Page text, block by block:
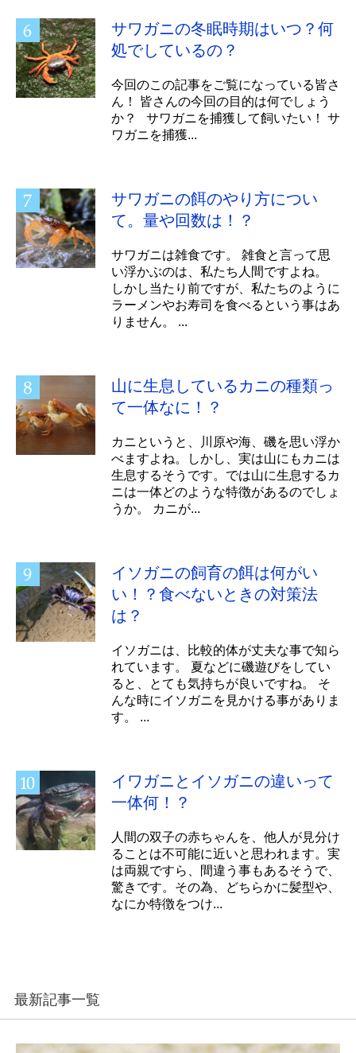
サワガニの冬眠時期はいつ？何
処でしているの？
今回のこの記事をご覧になっている皆さ
ん！ 皆さんの今回の目的は何でしょう
か？ サワガニを捕獲して飼いたい！ サ
ワガニを捕獲...
サワガニの餌のやり方につい
て。量や回数は！？
サワガニは雑食です。 雑食と言って思
い浮かぶのは、私たち人間ですよね。
しかし当たり前ですが、私たちのように
ラーメンやお寿司を食べるという事はあ
りません。 ...
山に生息しているカニの種類っ
て一体なに！？
カニというと、川原や海、磯を思い浮か
べますよね。しかし、実は山にもカニは
生息するそうです。では山に生息するカ
ニは一体どのような特徴があるのでしょ
うか。 カニが...
イソガニの飼育の餌は何がい
い！？食べないときの対策法
は？
イソガニは、比較的体が丈夫な事で知ら
れています。 夏などに磯遊びをしてい
ると、とても気持ちが良いですね。 そ
んな時にイソガニを見かける事がありま
す。 ...
イワガニとイソガニの違いって
一体何！？
人間の双子の赤ちゃんを、他人が見分け
ることは不可能に近いと思われます。実
は両親ですら、間違う事もあるそうで、
驚きです。その為、どちらかに髪型や、
なにか特徴をつけ...
最新記事一覧